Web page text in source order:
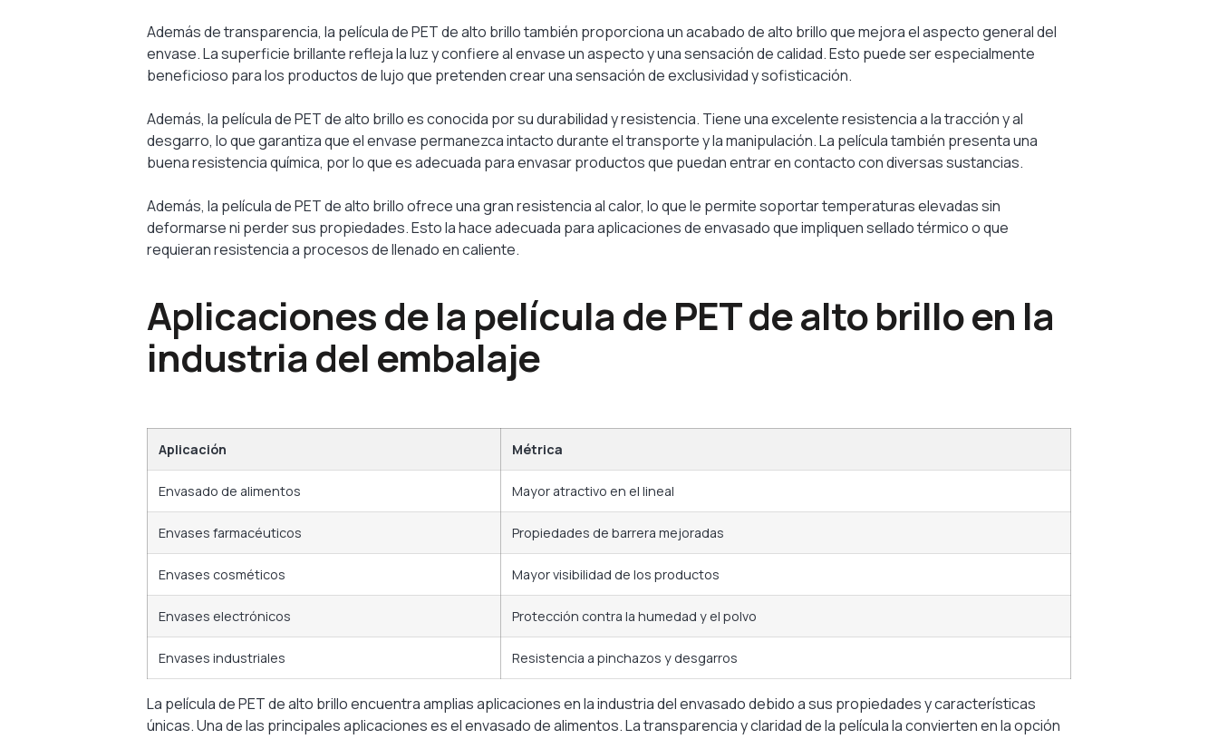
Además de transparencia, la película de PET de alto brillo también proporciona un acabado de alto brillo que mejora el aspecto general del
envase. La superficie brillante refleja la luz y confiere al envase un aspecto y una sensación de calidad. Esto puede ser especialmente
beneficioso para los productos de lujo que pretenden crear una sensación de exclusividad y sofisticación.
Además, la película de PET de alto brillo es conocida por su durabilidad y resistencia. Tiene una excelente resistencia a la tracción y al
desgarro, lo que garantiza que el envase permanezca intacto durante el transporte y la manipulación. La película también presenta una
buena resistencia química, por lo que es adecuada para envasar productos que puedan entrar en contacto con diversas sustancias.
Además, la película de PET de alto brillo ofrece una gran resistencia al calor, lo que le permite soportar temperaturas elevadas sin
deformarse ni perder sus propiedades. Esto la hace adecuada para aplicaciones de envasado que impliquen sellado térmico o que
requieran resistencia a procesos de llenado en caliente.
Aplicaciones de la película de PET de alto brillo en la
industria del embalaje
Aplicación Métrica
Envasado de alimentos Mayor atractivo en el lineal
Envases farmacéuticos Propiedades de barrera mejoradas
Envases cosméticos Mayor visibilidad de los productos
Envases electrónicos Protección contra la humedad y el polvo
Envases industriales Resistencia a pinchazos y desgarros
La película de PET de alto brillo encuentra amplias aplicaciones en la industria del envasado debido a sus propiedades y características
únicas. Una de las principales aplicaciones es el envasado de alimentos. La transparencia y claridad de la película la convierten en la opción